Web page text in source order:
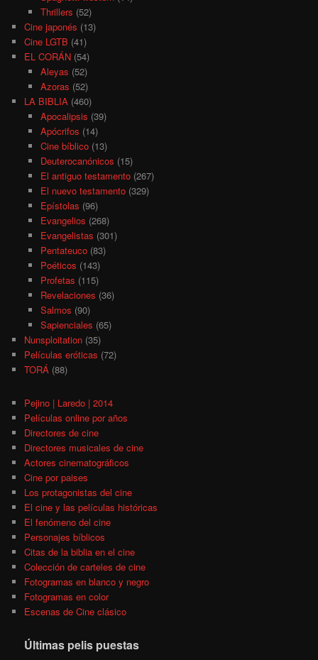
Thrillers (52)
Cine japonés (13)
Cine LGTB (41)
EL CORÁN (54)
Aleyas (52)
Azoras (52)
LA BIBLIA (460)
Apocalipsis (39)
Apócrifos (14)
Cine bíblico(13)
Deuterocanónicos (15)
El antiguo testamento(267)
El nuevo testamento(329)
Epístolas (96)
Evangelios (268)
Evangelistas (301)
Pentateuco(83)
Poéticos (143)
Profetas (115)
Revelaciones (36)
Salmos (90)
Sapienciales (65)
Nunsploitation (35)
Películas eróticas (72)
TORÁ (88)
Pejino | Laredo | 2014
Películas online por años
Directores de cine
Directores musicales de cine
Actores cinematográficos
Cine por paises
Los protagonistas del cine
El cine y las películas históricas
El fenómeno del cine
Personajes bíblicos
Citas de la biblia en el cine
Colección de carteles de cine
Fotogramas en blanco y negro
Fotogramas en color
Escenas de Cine clásico
Últimas pelis puestas